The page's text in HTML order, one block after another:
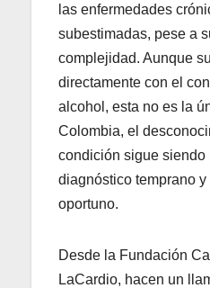
las enfermedades
subestimadas, pese a
complejidad. Aunque
directamente con el
alcohol, esta no es la
Colombia, el
condición sigue siendo
diagnóstico temprano y
oportuno.
Desde la Fundación
LaCardio, hacen un